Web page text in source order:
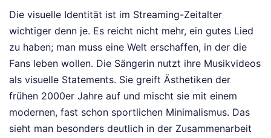
Die visuelle Identität ist im Streaming-Zeitalter
wichtiger denn je. Es reicht nicht mehr, ein gutes Lied
zu haben; man muss eine Welt erschaffen, in der die
Fans leben wollen. Die Sängerin nutzt ihre Musikvideos
als visuelle Statements. Sie greift Ästhetiken der
frühen 2000er Jahre auf und mischt sie mit einem
modernen, fast schon sportlichen Minimalismus. Das
sieht man besonders deutlich in der Zusammenarbeit